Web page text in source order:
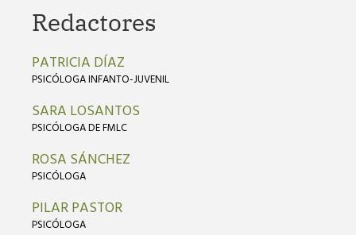
Redactores
PATRICIA DÍAZ
PSICÓLOGA INFANTO-JUVENIL
SARA LOSANTOS
PSICÓLOGA DE FMLC
ROSA SÁNCHEZ
PSICÓLOGA
PILAR PASTOR
PSICÓLOGA